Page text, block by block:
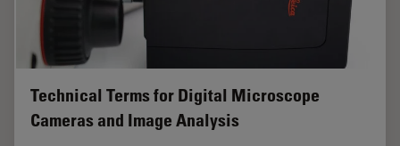
Technical Terms for Digital Microscope
Cameras and Image Analysis